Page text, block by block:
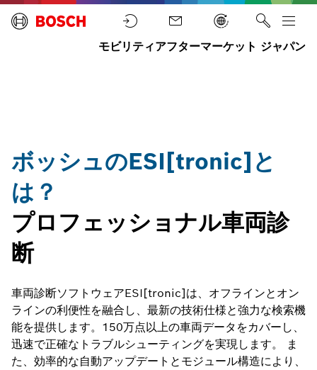
モビリティアフターマーケット ジャパン
ボッシュのESI[tronic]と
は？
プロフェッショナル車両診
断
車両診断ソフトウェアESI[tronic]は、オフラインとオン
ラインの利便性を融合し、最新の技術仕様と強力な検索機
能を提供します。150万点以上の車両データをカバーし、
迅速で正確なトラブルシューティングを実現します。 ま
た、効率的な自動アップデートとモジュール構造により、